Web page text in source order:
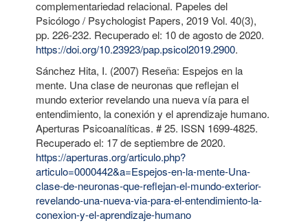
complementariedad relacional. Papeles del
Psicólogo / Psychologist Papers, 2019 Vol. 40(3),
pp. 226-232. Recuperado el: 10 de agosto de 2020.
https://doi.org/10.23923/pap.psicol2019.2900.
Sánchez Hita, I. (2007) Reseña: Espejos en la
mente. Una clase de neuronas que reflejan el
mundo exterior revelando una nueva vía para el
entendimiento, la conexión y el aprendizaje humano.
Aperturas Psicoanalíticas. # 25. ISSN 1699-4825.
Recuperado el: 17 de septiembre de 2020.
https://aperturas.org/articulo.php?
articulo=0000442&a=Espejos-en-la-mente-Una-
clase-de-neuronas-que-reflejan-el-mundo-exterior-
revelando-una-nueva-via-para-el-entendimiento-la-
conexion-y-el-aprendizaje-humano